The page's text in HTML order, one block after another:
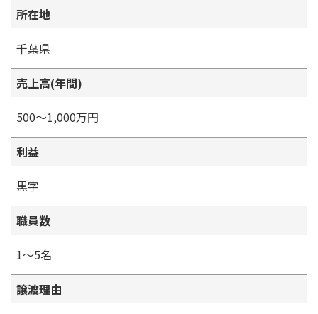
所在地
千葉県
売上高(年間)
500～1,000万円
利益
黒字
職員数
1～5名
譲渡理由